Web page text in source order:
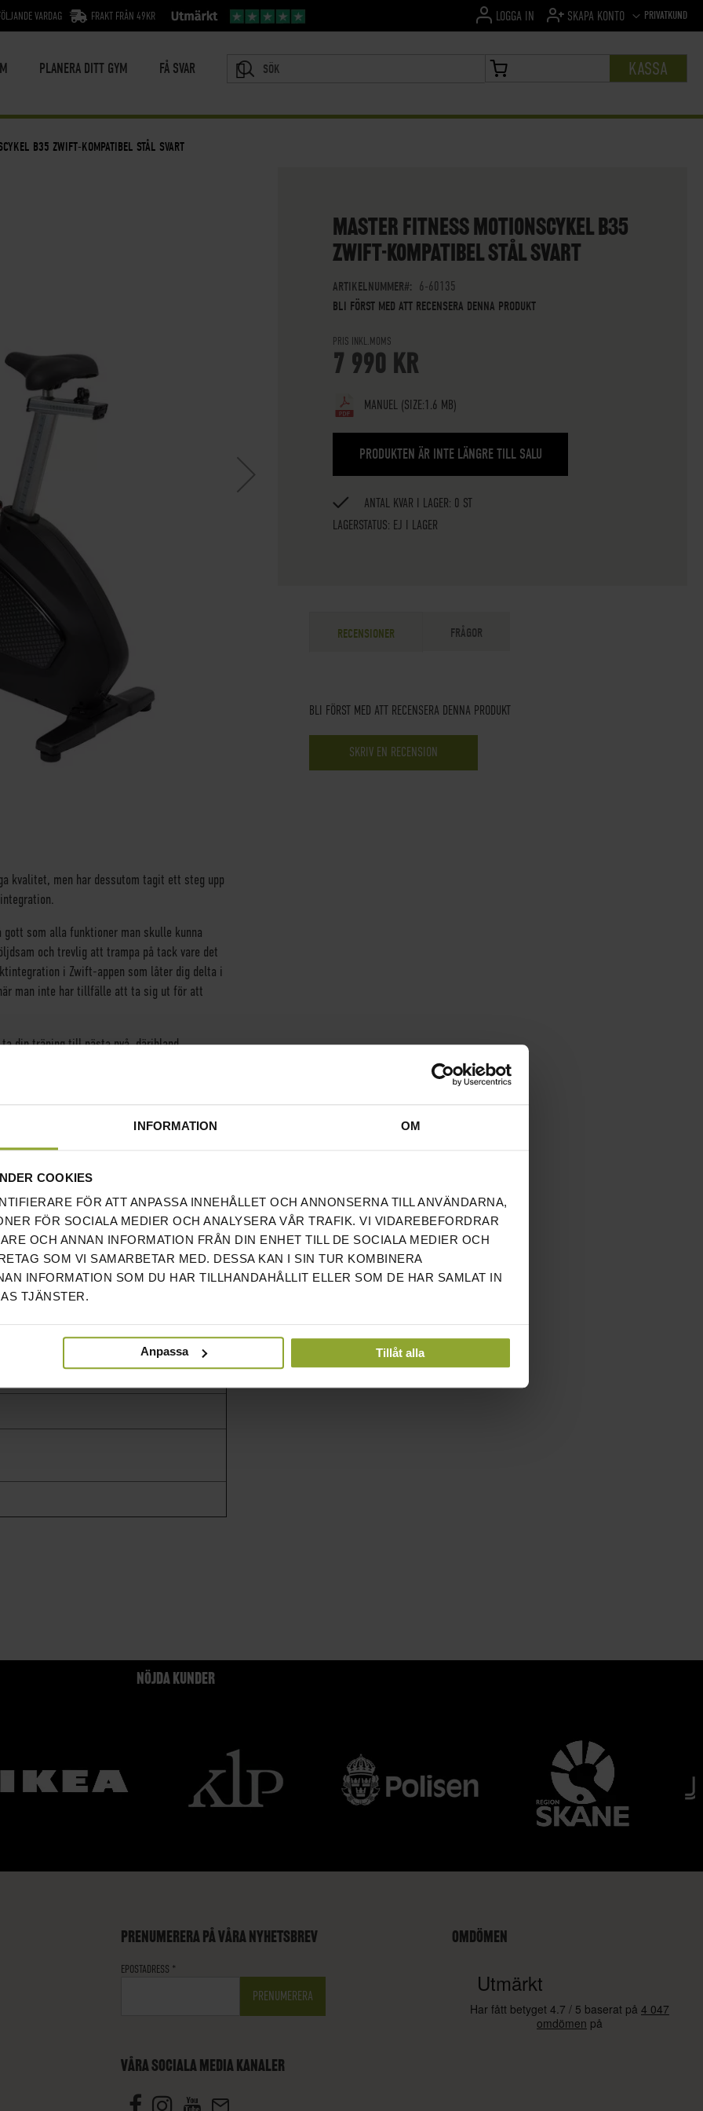
INFORMATION OM
COOKIES
FÖR ATT ANPASSA INNEHÅLLET OCH ANNONSERNA TILL ANVÄNDARNA,
FÖR SOCIALA MEDIER OCH ANALYSERA VÅR TRAFIK. VI VIDAREBEFORDRAR
OCH ANNAN INFORMATION FRÅN DIN ENHET TILL DE SOCIALA MEDIER OCH
SOM VI SAMARBETAR MED. DESSA KAN I SIN TUR KOMBINERA
INFORMATION SOM DU HAR TILLHANDAHÅLLIT ELLER SOM DE HAR SAMLAT IN
TJÄNSTER.
Anpassa Tillåt alla
SPRÅKPRIVATKUND
LOGGA IN SKAPA KONTO
VARDAG FRAKT FRÅN 49KR
PLANERA DITT GYM FÅ SVAR MIN VARUKORG KASSA
B35 ZWIFT-KOMPATIBEL STÅL SVART
MASTER FITNESS MOTIONSCYKEL B35
ZWIFT-KOMPATIBEL STÅL SVART
ARTIKELNUMMER
6-60135
BLI FÖRST MED ATT RECENSERA DENNA PRODUKT
PRIS INKL.MOMS
7 990 KR
MANUEL (SIZE:1.6 MB)
PRODUKTEN ÄR INTE LÄNGRE TILL SALU
LAGERSTATUS: EJ I LAGER
ANTAL KVAR I LAGER: 0 ST
RECENSIONER
BLI FÖRST MED ATT RECENSERA DENNA PRODUKT
SKRIV EN RECENSION
FRÅGOR
kvalitet, men har dessutom tagit ett steg upp
gott som alla funktioner man skulle kunna
och trevlig att trampa på tack vare det
i Zwift-appen som låter dig delta i
man inte har tillfälle att ta sig ut för att
din träning till nästa nvå, däribland
till att du alltid jobbar precis lagom hårt.
över bluetooth för dig som har ännu
NÖJDA KUNDER
PRENUMERERA PÅ VÅRA NYHETSBREV
EPOSTADRESS *
VÅRA SOCIALA MEDIA KANALER
OMDÖMEN